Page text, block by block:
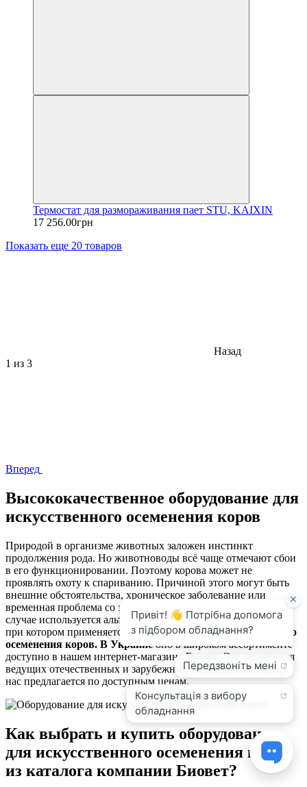
Термостат для размораживания пает STU, KAIXIN
17 256.00грн
Показать еще 20 товаров
Назад
1 из 3
Вперед
Высококачественное оборудование для
искусственного осеменения коров
Природой в организме животных заложен инстинкт
продолжения рода. Но животноводы всё чаще отмечают сбои
в его функционировании. Поэтому корова может не
проявлять охоту к спариванию. Причиной этого могут быть
внешние обстоятельства, хроническое заболевание или
временная проблема со здоровьем у животного. В таком
случае используется альтернативный метод оплодотворения,
при котором применяется
оборудование для искусственного
осеменения коров. В Украинеоно в широком ассортименте
доступно в нашем интернет-магазине Биовет. Это продукция
ведущих отечественных и зарубежных компаний, которая у
нас предлагается по доступным ценам.
Как выбрать и купить оборудование
для искусственного осеменения коров
из каталога компании Биовет?